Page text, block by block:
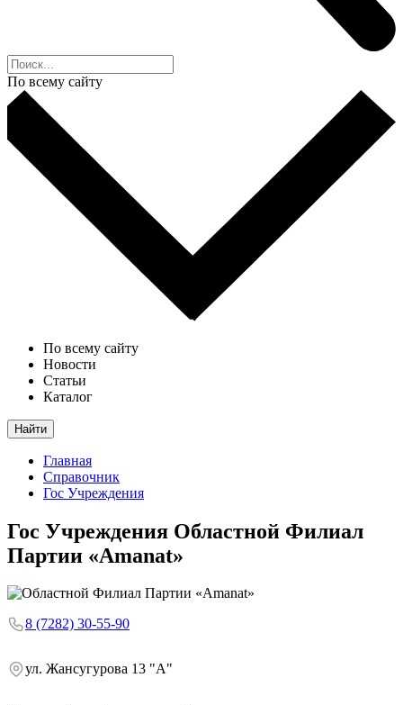
По всему сайту
По всему сайту
Новости
Статьи
Каталог
Найти
Главная
Справочник
Гос Учреждения
Гос Учреждения Областной Филиал
Партии «Amanat»
8 (7282) 30-55-90
ул. Жансугурова 13 "А"